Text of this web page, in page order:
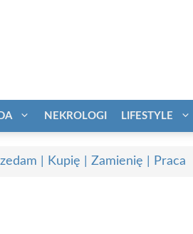
NEKROLOGI LIFESTYLE
| Kupię | Zamienię | Praca